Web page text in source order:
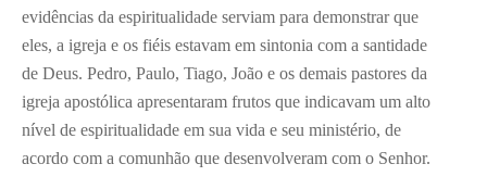
evidências da espiritualidade serviam para demonstrar que
eles, a igreja e os fiéis estavam em sintonia com a santidade
de Deus. Pedro, Paulo, Tiago, João e os demais pastores da
igreja apostólica apresentaram frutos que indicavam um alto
nível de espiritualidade em sua vida e seu ministério, de
acordo com a comunhão que desenvolveram com o Senhor.